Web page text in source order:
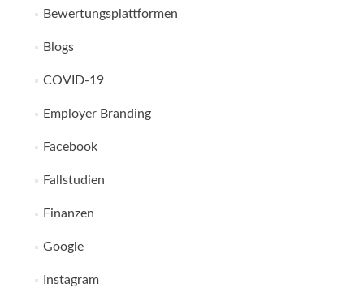
Bewertungsplattformen
Blogs
COVID-19
Employer Branding
Facebook
Fallstudien
Finanzen
Google
Instagram